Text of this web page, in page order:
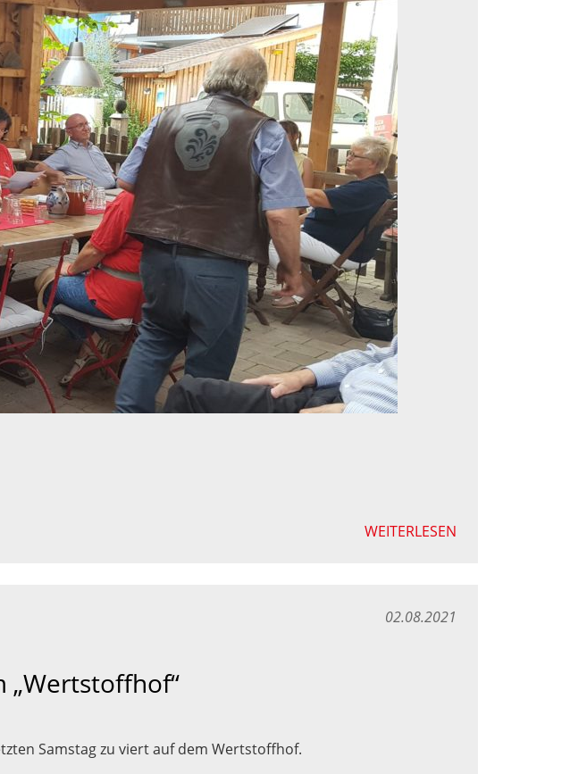
WEITERLESEN
02.08.2021
„Wertstoffhof“
Samstag zu viert auf dem Wertstoffhof.